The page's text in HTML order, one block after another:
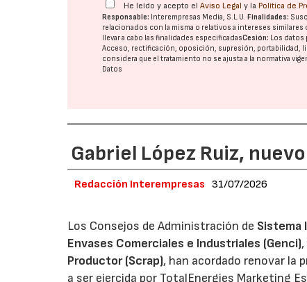
He leído y acepto elAviso Legal y la Política de
Responsable: Interempresas Media, S.L.U.Finalidades:
relacionados con la misma o relativos a intereses similares
llevar a cabo las finalidades especificadasCesión: Los datos
Acceso, rectificación, oposición, supresión, portabilidad,
considera que el tratamiento no se ajusta a la normativa
Datos
Gabriel López Ruiz,
Redacción Interempresas 31/07/2026
Los Consejos de Administración de Sistema
Envases Comerciales e Industriales (Genci)
Productor (Scrap), han acordado renovar la
a ser ejercida por TotalEnergies Marketing